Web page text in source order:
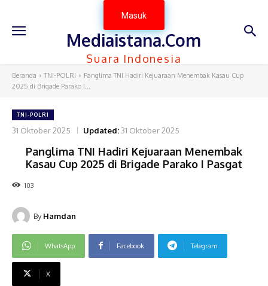
Masuk
Mediaistana.Com
Suara Indonesia
Beranda TNI-POLRI
Panglima TNI Hadiri Kejuaraan Menembak Kasau Cup
2025 di Brigade Parako I...
TNI-POLRI
31 Oktober 2025 Updated: 31 Oktober 2025
Panglima TNI Hadiri Kejuaraan Menembak
Kasau Cup 2025 di Brigade Parako I Pasgat
103
By Hamdan
WhatsApp Facebook Telegram
X